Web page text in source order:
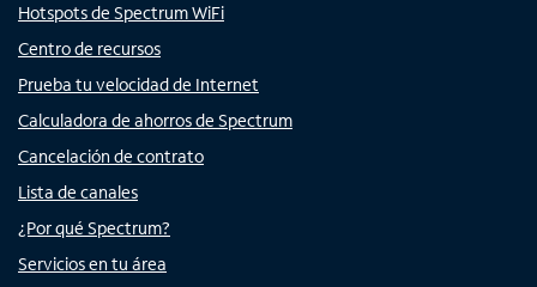
Hotspots de Spectrum WiFi
Centro de recursos
Prueba tu velocidad de Internet
Calculadora de ahorros de Spectrum
Cancelación de contrato
Lista de canales
¿Por qué Spectrum?
Servicios en tu área